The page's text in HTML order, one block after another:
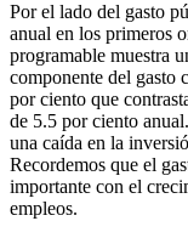
Por el lado del gasto
anual en los primeros
programable muestra
componente del gasto
por ciento que
de 5.5 por ciento
una caída en la
Recordemos que el
importante con el
empleos.